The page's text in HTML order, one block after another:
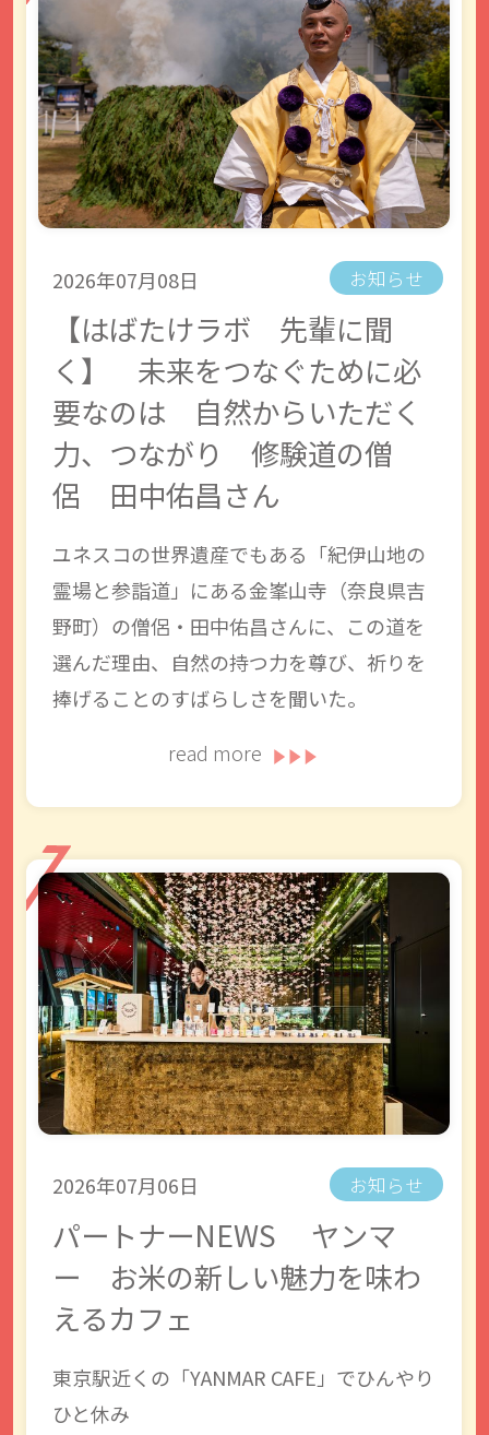
2026年07月08日 お知らせ
【はばたけラボ 先輩に聞
く】 未来をつなぐために必
要なのは 自然からいただく
力、つながり 修験道の僧
侶 田中佑昌さん
ユネスコの世界遺産でもある「紀伊山地の
霊場と参詣道」にある金峯山寺（奈良県吉
野町）の僧侶・田中佑昌さんに、この道を
選んだ理由、自然の持つ力を尊び、祈りを
捧げることのすばらしさを聞いた。
read more
2026年07月06日 お知らせ
パートナーNEWS ヤンマ
ー お米の新しい魅力を味わ
えるカフェ
東京駅近くの「YANMAR CAFE」でひんやり
ひと休み